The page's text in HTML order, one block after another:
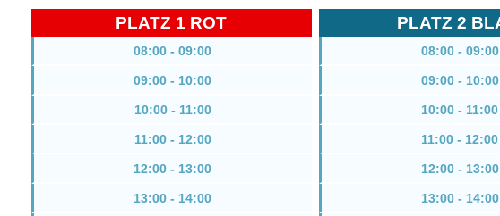
PLATZ 1 ROT
08:00 - 09:00
09:00 - 10:00
10:00 - 11:00
11:00 - 12:00
12:00 - 13:00
13:00 - 14:00
PLATZ 2
08:00 - 09:00
09:00 - 10:00
10:00 - 11:00
11:00 - 12:00
12:00 - 13:00
13:00 - 14:00